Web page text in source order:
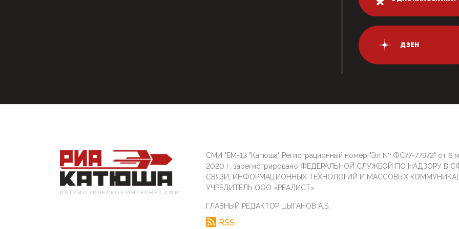
ДЗЕН
ПАТРИОТИЧЕСКОЕ ИНТЕРНЕТ СМИ
СМИ "БМ-13 "Катюша" Регистрационный номер "Эл № ФС77-77972" от 6
2020 г. зарегистрировано ФЕДЕРАЛЬНОЙ СЛУЖБОЙ ПО НАДЗОРУ В
СВЯЗИ, ИНФОРМАЦИОННЫХ ТЕХНОЛОГИЙ И МАССОВЫХ
УЧРЕДИТЕЛЬ ООО «РЕАЛИСТ»
ГЛАВНЫЙ РЕДАКТОР ЦЫГАНОВ А.Б.
RSS